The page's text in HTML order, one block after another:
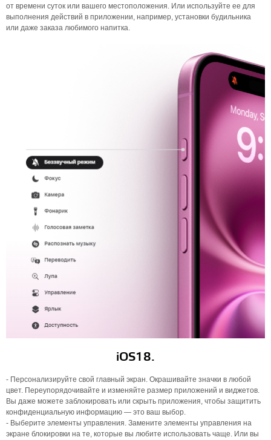
от времени суток или вашего местоположения. Или используйте ее для
выполнения действий в приложении, например, установки будильника
или даже заказа любимого напитка.
iOS18.
- Персонализируйте свой главный экран. Окрашивайте значки в любой
цвет. Переупорядочивайте и изменяйте размер приложений и виджетов.
Вы даже можете заблокировать или скрыть приложения, чтобы защитить
конфиденциальную информацию — это ваш выбор.
- Выберите элементы управления. Замените элементы управления на
экране блокировки на те, которые вы любите использовать чаще. Или вы